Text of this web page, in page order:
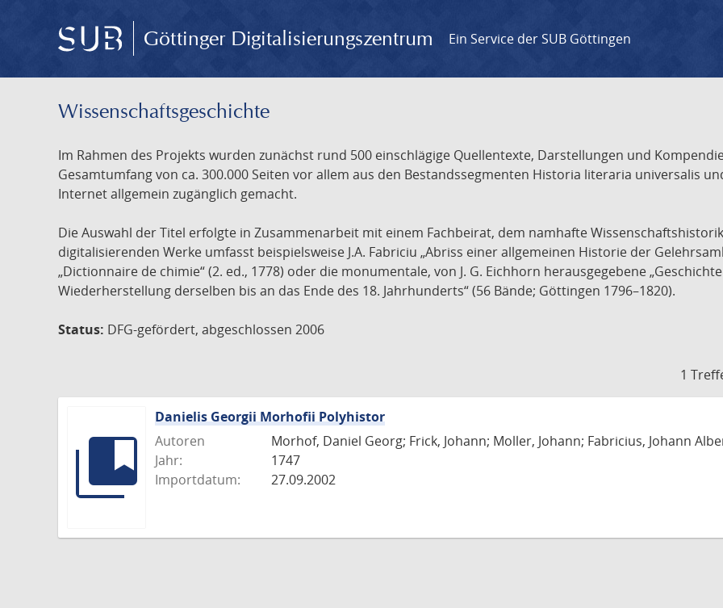
Göttinger Digitalisierungszentrum Ein Service der SUB Göttingen
Wissenschafts­geschichte
Im Rahmen des Projekts wurden zunächst rund 500 einschlägige Quellentexte, Darstellungen und
Gesamtumfang von ca. 300.000 Seiten vor allem aus den Bestandssegmenten Historia literaria universalis
Internet allgemein zugänglich gemacht.
Die Auswahl der Titel erfolgte in Zusammenarbeit mit einem Fachbeirat, dem namhafte
digitalisierenden Werke umfasst beispielsweise J.A. Fabriciu „Abriss einer allgemeinen Historie der
„Dictionnaire de chimie“ (2. ed., 1778) oder die monumentale, von J. G. Eichhorn herausgegebene
Wiederherstellung derselben bis an das Ende des 18. Jahrhunderts“ (56 Bände; Göttingen 1796–1820).
Status: DFG-gefördert, abgeschlossen 2006
1
Danielis Georgii Morhofii Polyhistor
Autoren
Morhof, Daniel Georg; Frick, Johann; Moller, Johann; Fabricius, Johann
Jahr:
1747
Importdatum:
27.09.2002